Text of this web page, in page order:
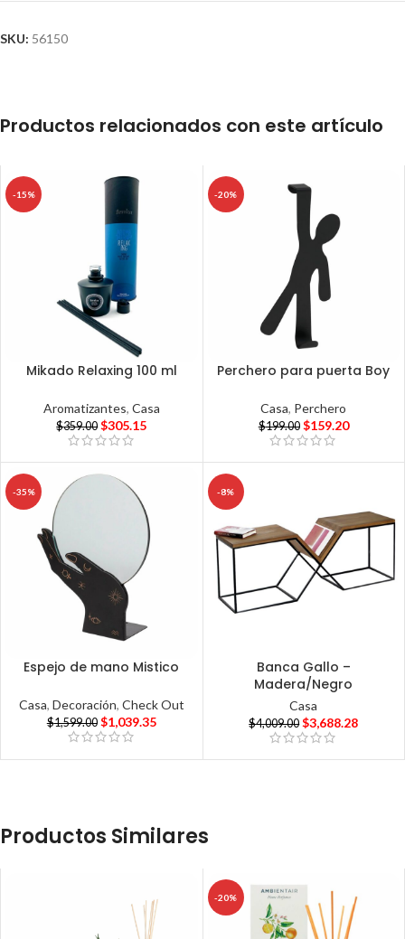
SKU: 56150
Productos relacionados con este artículo
-15%
Mikado Relaxing 100 ml
Aromatizantes, Casa
$359.00 $305.15
-20%
Perchero para puerta Boy
Casa, Perchero
$199.00 $159.20
-35%
Espejo de mano Mistico
Casa, Decoración, Check Out
$1,599.00 $1,039.35
-8%
Banca Gallo –
Madera/Negro
Casa
$4,009.00 $3,688.28
Productos Similares
-20%